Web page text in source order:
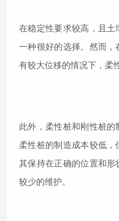
在稳定性要求较高，且
一种很好的选择。然而
有较大位移的情况下，柔
此外，柔性桩和刚性桩的
柔性桩的制造成本较低
其保持在正确的位置和
较少的维护。